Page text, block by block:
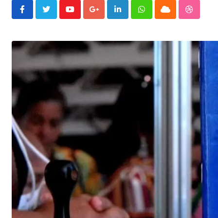
YoutubeGoogle+LinkedInWhatsappCloud